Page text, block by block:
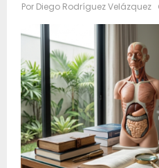
Por Diego Rodríguez Velázquez